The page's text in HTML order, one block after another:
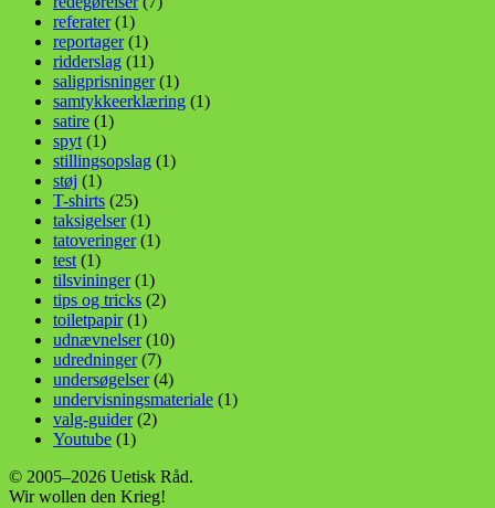
referater(1)
reportager(1)
ridderslag (11)
saligprisninger(1)
samtykkeerklæring (1)
satire (1)
spyt (1)
stillingsopslag (1)
støj (1)
T-shirts (25)
taksigelser(1)
tatoveringer(1)
test (1)
tilsvininger(1)
tips og tricks (2)
toiletpapir(1)
udnævnelser(10)
udredninger(7)
undersøgelser(4)
undervisningsmateriale (1)
valg-guider(2)
Youtube (1)
© 2005–2026 Uetisk Råd.
Wir wollen den Krieg!